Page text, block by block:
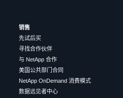
销售
先试后买
寻找合作伙伴
与 NetApp 合作
美国公共部门合同
NetApp OnDemand 消费模式
数据远见者中心